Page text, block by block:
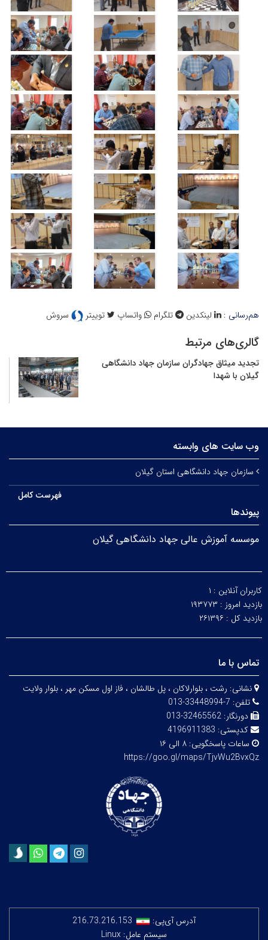
هم‌رسانی : لینکدین تلگرام واتساپ توییتر سروش
گالری‌های مرتبط
تجدید میثاق جهادگران سازمان جهاد دانشگاهی
گیلان با شهدا
وب سایت های وابسته
سازمان جهاد دانشگاهی استان گیلان
فهرست کامل
پیوندها
موسسه آموزش عالی جهاد دانشگاهی گیلان
کاربران آنلاین : ۱
بازدید امروز : ۱۹۳۷۷۳
بازدید کل : ۲۶۱۳۹۶
تماس با ما
نشانی: رشت ، بلوارلاکان ، پل طالشان ، فاز اول مسکن مهر ، بلوار ولایت
تلفن: 7-33448994-013
دورنگار: 32465562-013
کدپستی: 4196911383
ساعات پاسخگویی: ۸ الی ۱۶
https://goo.gl/maps/TjvWu2BvxQz
آدرس آی‌پی:
216.73.216.153
سیستم عامل: Linux